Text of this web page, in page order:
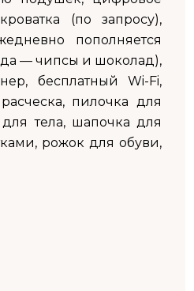
(по запросу),
пополняется
— чипсы и шоколад),
бесплатный Wi-Fi,
пилочка для
тела, шапочка для
рожок для обуви,